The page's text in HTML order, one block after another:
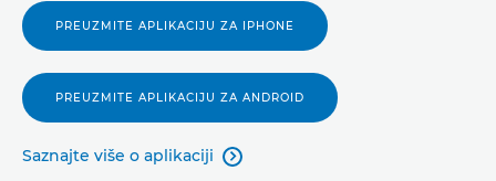
PREUZMITE APLIKACIJU ZA IPHONE
PREUZMITE APLIKACIJU ZA ANDROID
Saznajte više o aplikaciji 